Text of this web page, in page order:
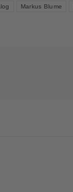
Markus Blume